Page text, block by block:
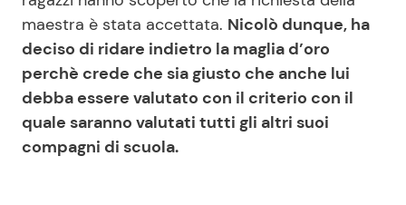
maestra è stata accettata. Nicolò dunque, ha
deciso di ridare indietro la maglia d’oro
perchè crede che sia giusto che anche lui
debba essere valutato con il criterio con il
quale saranno valutati tutti gli altri suoi
compagni di scuola.